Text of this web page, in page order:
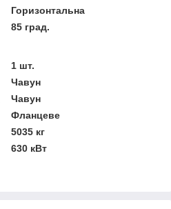
Горизонтальна
85 град.
1 шт.
Чавун
Чавун
Фланцеве
5035 кг
630 кВт